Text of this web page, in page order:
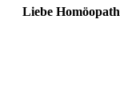
Liebe